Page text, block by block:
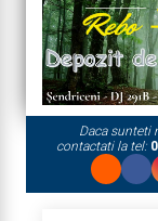
Daca sunteti
contactati la tel: